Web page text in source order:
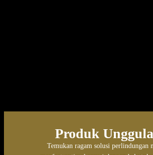
Produk
Temukan ragam solusi perlindungan